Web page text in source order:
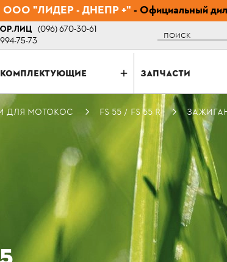
ООО "ЛИДЕР - ДНЕПР +" - Официальный
(096) 670-30-61
75-73 Поиск
КОМПЛЕКТУЮЩИЕ ЗАПЧАСТИ
ДЛЯ МОТОКОС FS 55 / FS 55 R